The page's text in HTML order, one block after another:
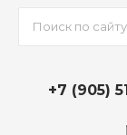
+7 (905)